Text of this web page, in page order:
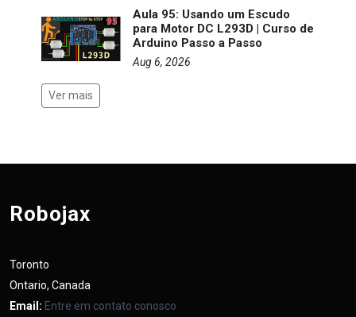
Aula 95: Usando um Escudo
para Motor DC L293D | Curso de
Arduino Passo a Passo
Aug 6, 2026
Ver mais
Robojax
Toronto
Ontario, Canada
Email: Entre em contato conosco